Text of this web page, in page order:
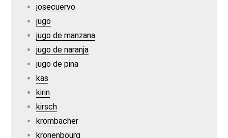
josecuervo
jugo
jugo de manzana
jugo de naranja
jugo de pina
kas
kirin
kirsch
krombacher
kronenbourg